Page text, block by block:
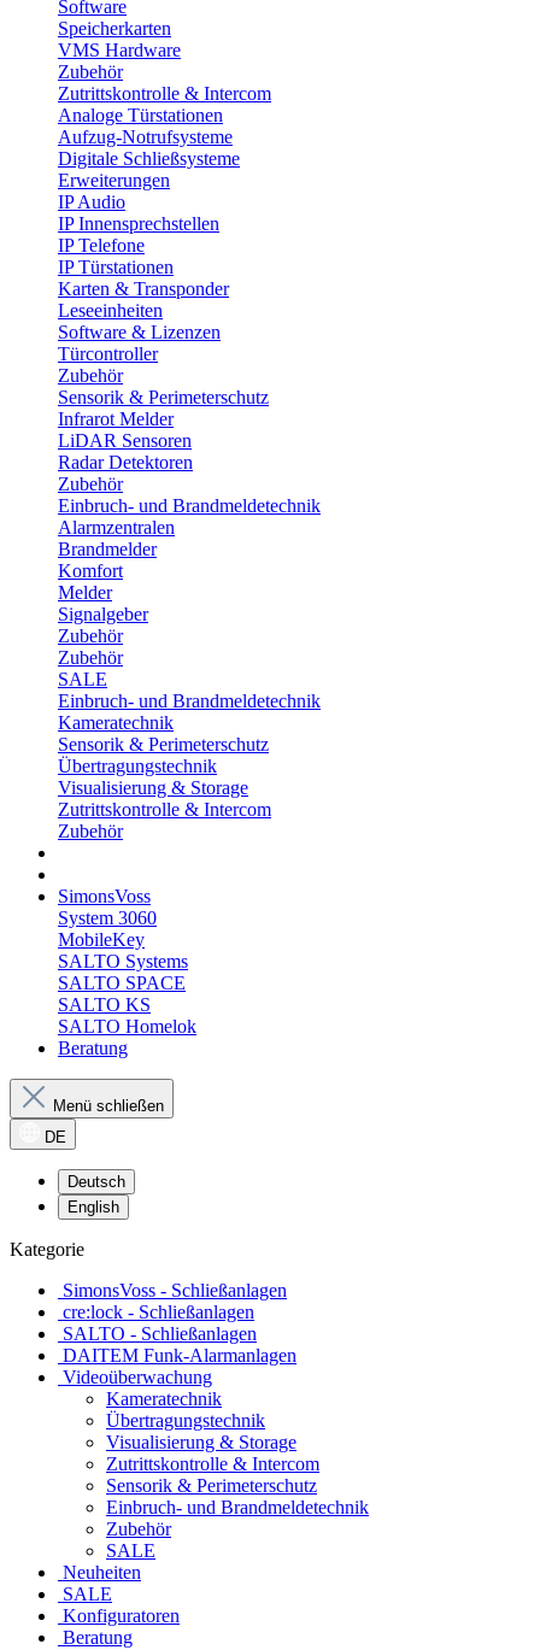
Software
Speicherkarten
VMS Hardware
Zubehör
Zutrittskontrolle & Intercom
Analoge Türstationen
Aufzug-Notrufsysteme
Digitale Schließsysteme
Erweiterungen
IP Audio
IP Innensprechstellen
IP Telefone
IP Türstationen
Karten & Transponder
Leseeinheiten
Software & Lizenzen
Türcontroller
Zubehör
Sensorik & Perimeterschutz
Infrarot Melder
LiDAR Sensoren
Radar Detektoren
Zubehör
Einbruch- und Brandmeldetechnik
Alarmzentralen
Brandmelder
Komfort
Melder
Signalgeber
Zubehör
Zubehör
SALE
Einbruch- und Brandmeldetechnik
Kameratechnik
Sensorik & Perimeterschutz
Übertragungstechnik
Visualisierung & Storage
Zutrittskontrolle & Intercom
Zubehör
SimonsVoss
System 3060
MobileKey
SALTO Systems
SALTO SPACE
SALTO KS
SALTO Homelok
Beratung
Menü schließen
DE
Deutsch
English
Kategorie
SimonsVoss - Schließanlagen
cre:lock - Schließanlagen
SALTO - Schließanlagen
DAITEM Funk-Alarmanlagen
Videoüberwachung
Kameratechnik
Übertragungstechnik
Visualisierung & Storage
Zutrittskontrolle & Intercom
Sensorik & Perimeterschutz
Einbruch- und Brandmeldetechnik
Zubehör
SALE
Neuheiten
SALE
Konfiguratoren
Beratung